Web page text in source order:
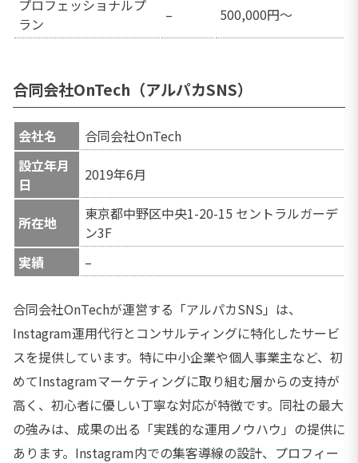
プロフェッショナルプ
ラン
– 500,000円～
合同会社OnTech（アルパカSNS）
会社名
合同会社OnTech
設立年月
日
2019年6月
所在地
東京都中野区中央1-20-15 セントラルガーデ
ン3F
実績
–
合同会社OnTechが運営する「アルパカSNS」は、
Instagram運用代行とコンサルティングに特化したサービ
スを提供しています。特に中小企業や個人事業主など、初
めてInstagramマーケティングに取り組む層からの支持が
高く、初心者に優しい丁寧な対応が特徴です。同社の最大
の強みは、成果の出る「実践的な運用ノウハウ」の提供に
あります。Instagram内での集客導線の設計、プロフィー